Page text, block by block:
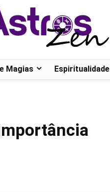
Magias Espiritualidade